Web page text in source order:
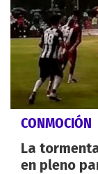
CONMOCIÓN
La
en pleno